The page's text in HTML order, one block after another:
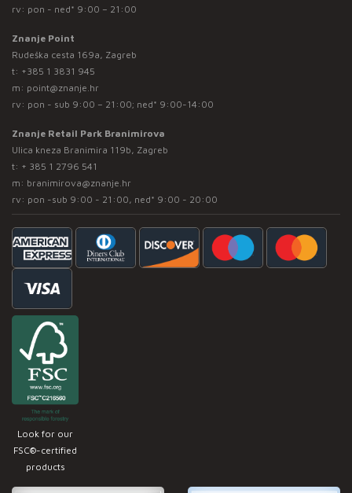
rv: pon - ned* 9:00 – 21:00
Znanje Point
Rudeška cesta 169a, Zagreb
t: +385 1 3831 945
m: point@znanje.hr
rv: pon - sub 9:00 – 21:00; ned* 9:00-14:00
Znanje Retail Park Branimirova
Ulica kneza Branimira 119b, Zagreb
t: + 385 1 2796 541
m: branimirova@znanje.hr
rv: pon -sub 9:00 - 21:00, ned* 9:00 - 20:00
Look for our
FSC®-certified
products